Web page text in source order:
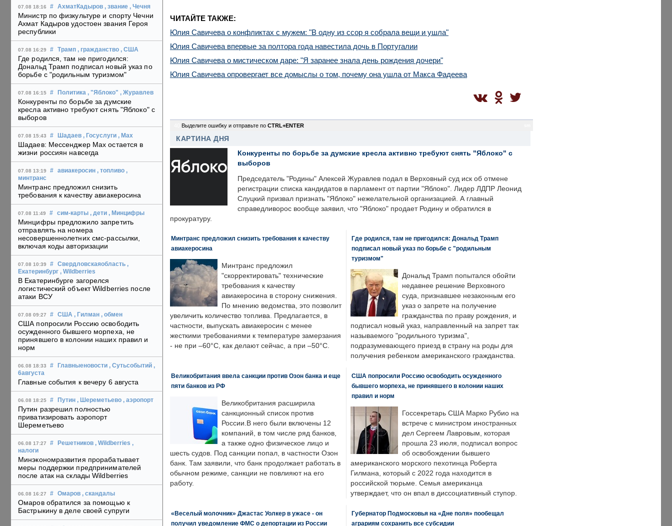
07.08 18:16 # АхматКадыров , звание , Чечня
Министр по физкультуре и спорту Чечни
Ахмат Кадыров удостоен звания Героя
республики
07.08 16:29 # Трамп , гражданство , США
Где родился, там не пригодился:
Дональд Трамп подписал новый указ по
борьбе с "родильным туризмом"
07.08 16:15 # Политика , "Яблоко" , Журавлев
Конкуренты по борьбе за думские
кресла активно требуют снять "Яблоко" с
выборов
07.08 15:43 # Шадаев , Госуслуги , Max
Шадаев: Мессенджер Max остается в
жизни россиян навсегда
07.08 13:19 # авиакеросин , топливо ,
минтранс
Минтранс предложил снизить
требования к качеству авиакеросина
07.08 11:49 # сим-карты , дети , Минцифры
Минцифры предложило запретить
отправлять на номера
несовершеннолетних смс-рассылки,
включая коды авторизации
07.08 10:39 # Свердловскаяобласть ,
Екатеринбург , Wildberries
В Екатеринбурге загорелся
логистический объект Wildberries после
атаки ВСУ
07.08 09:27 # США , Гилман , обмен
США попросили Россию освободить
осужденного бывшего морпеха, не
принявшего в колонии наших правил и
норм
06.08 18:33 # Главныеновости , Сутьсобытий ,
6августа
Главные события к вечеру 6 августа
06.08 18:25 # Путин , Шереметьево , аэропорт
Путин разрешил полностью
приватизировать аэропорт
Шереметьево
06.08 17:27 # Решетников , Wildberries ,
налоги
Минэкономразвития прорабатывает
меры поддержки предпринимателей
после атак на склады Wildberries
06.08 16:27 # Омаров , скандалы
Омаров обратился за помощью к
Бастрыкину в деле своей супруги
ЧИТАЙТЕ ТАКЖЕ:
Юлия Савичева о конфликтах с мужем: "В одну из ссор я собрала вещи и ушла"
Юлия Савичева впервые за полтора года навестила дочь в Португалии
Юлия Савичева о мистическом даре: "Я заранее знала день рождения дочери"
Юлия Савичева опровергает все домыслы о том, почему она ушла от Макса Фадеева
Выделите ошибку и отправьте по CTRL+ENTER
КАРТИНА ДНЯ
Конкуренты по борьбе за думские кресла активно требуют снять "Яблоко" с
выборов
Председатель "Родины" Алексей Журавлев подал в Верховный суд иск об отмене
регистрации списка кандидатов в парламент от партии "Яблоко". Лидер ЛДПР Леонид
Слуцкий призвал признать "Яблоко" нежелательной организацией. А главный
справедливорос вообще заявил, что "Яблоко" продает Родину и обратился в
прокуратуру.
Минтранс предложил снизить требования к качеству
авиакеросина
Минтранс предложил
"скорректировать" технические
требования к качеству
авиакеросина в сторону снижения.
По мнению ведомства, это позволит
увеличить количество топлива. Предлагается, в
частности, выпускать авиакеросин с менее
жесткими требованиями к температуре замерзания
- не при –60°C, как делают сейчас, а при –50°C.
Где родился, там не пригодился: Дональд Трамп
подписал новый указ по борьбе с "родильным
туризмом"
Дональд Трамп попытался обойти
недавнее решение Верховного
суда, признавшее незаконным его
указ о запрете на получение
гражданства по праву рождения, и
подписал новый указ, направленный на запрет так
называемого "родильного туризма",
подразумевающего приезд в страну на роды для
получения ребенком американского гражданства.
Великобритания ввела санкции против Озон банка и еще
пяти банков из РФ
Великобритания расширила
санкционный список против
России.В него были включены 12
компаний, в том числе ряд банков,
а также одно физическое лицо и
шесть судов. Под санкции попал, в частности Озон
банк. Там заявили, что банк продолжает работать в
обычном режиме, санкции не повлияют на его
работу.
США попросили Россию освободить осужденного
бывшего морпеха, не принявшего в колонии наших
правил и норм
Госсекретарь США Марко Рубио на
встрече с министром иностранных
дел Сергеем Лавровым, которая
прошла 23 июля, подписал вопрос
об освобождении бывшего
американского морского пехотинца Роберта
Гилмана, который с 2022 года находится в
российской тюрьме. Семья американца
утверждает, что он впал в диссоциативный ступор.
«Веселый молочник» Джастас Уолкер в ужасе - он
получил уведомление ФМС о депортации из России
Губернатор Подмосковья на «Дне поля» пообещал
аграриям сохранить все субсидии